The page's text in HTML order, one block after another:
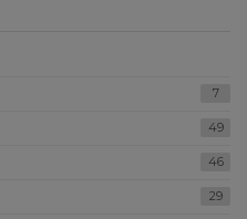
7
49
46
29